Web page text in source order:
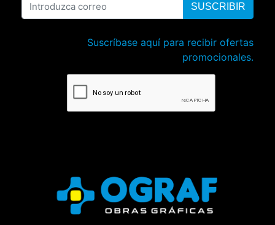
SUSCRIBIR
Suscríbase aquí para recibir ofertas
promocionales.